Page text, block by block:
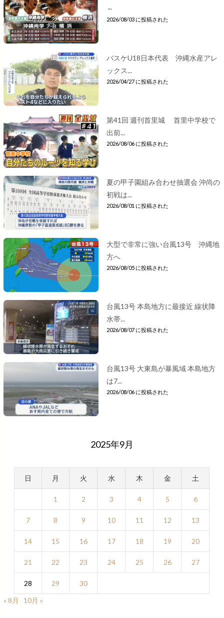
～
2026/08/03 に投稿された
バスケU18日本代表 沖縄水産アレ
ックス...
2026/04/27 に投稿された
第41回 週刊首里城 首里中学校で
出前...
2026/08/06 に投稿された
夏の甲子園組み合わせ抽選会 沖尚の
初戦は...
2026/08/01 に投稿された
大型で非常に強い台風13号 沖縄地
方へ
2026/08/05 に投稿された
台風13号 本島地方に最接近 線状降
水帯...
2026/08/07 に投稿された
台風13号 大東島が暴風域 本島地方
は7...
2026/08/06 に投稿された
2025年9月
日 月 火 水 木 金 土
1 2 3 4 5 6
7 8 9 10 11 12 13
14 15 16 17 18 19 20
21 22 23 24 25 26 27
28 29
30
« 8月
10月 »